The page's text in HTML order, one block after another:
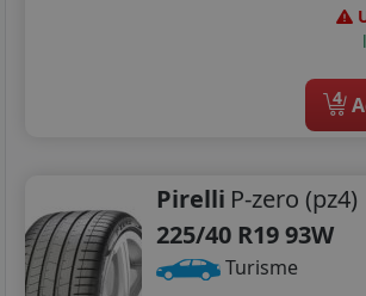
4
Pirelli P-zero (pz4)
225/40 R19 93W
Turisme